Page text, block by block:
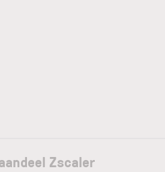
Zscaler